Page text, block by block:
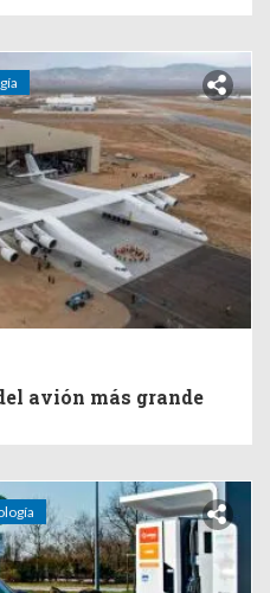
avión más grande